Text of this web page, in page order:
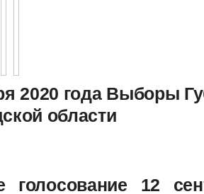
2020 года Выборы
области
голосование 12